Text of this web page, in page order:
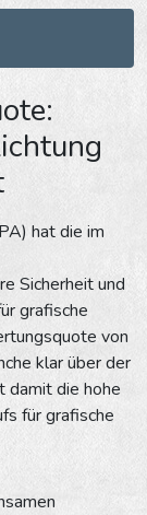
hat die im
Sicherheit und
grafische
von
klar über der
damit die hohe
für grafische